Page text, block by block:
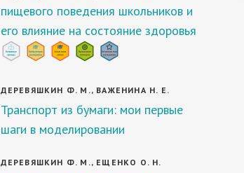
пищевого поведения школьников и
его влияние на состояние здоровья
ДЕРЕВЯШКИН Ф. М., ВАЖЕНИНА Н. Е.
Транспорт из бумаги: мои первые
шаги в моделировании
ДЕРЕВЯШКИН Ф. М., ЕЩЕНКО О. Н.